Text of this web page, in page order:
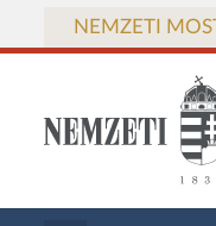
NEMZETI